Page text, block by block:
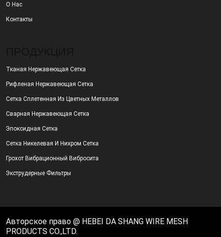
О Нас
Контакты
Тканая Нержавеющая Сетка
Рифленая Нержавеющая Сетка
Сетка Сплетенная Из Цветных Металлов
Сварная Нержавеющая Сетка
Эпоксидная Сетка
Сетка Никелевая И Нихром Сетка
Грохот Вибрационный Вибросита
Экструдерные Фильтры
Авторское право @ HEBEI DA SHANG WIRE MESH
PRODUCTS CO.,LTD.